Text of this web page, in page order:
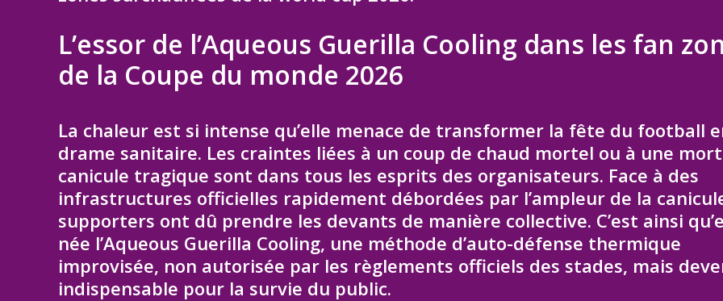
L’essor de l’Aqueous Guerilla Cooling dans les fan
de la Coupe du monde 2026
La chaleur est si intense qu’elle menace de transformer la fête du football
drame sanitaire. Les craintes liées à un coup de chaud mortel ou à une mort
canicule tragique sont dans tous les esprits des organisateurs. Face à des
infrastructures officielles rapidement débordées par l’ampleur de la
supporters ont dû prendre les devants de manière collective. C’est ainsi
née l’Aqueous Guerilla Cooling, une méthode d’auto-défense thermique
improvisée, non autorisée par les règlements officiels des stades, mais
indispensable pour la survie du public.